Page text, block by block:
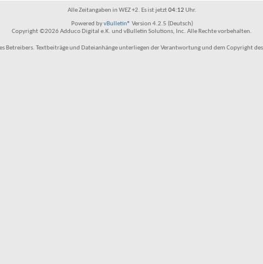
Alle Zeitangaben in WEZ +2. Es ist jetzt04:12 Uhr.
Powered byvBulletin® Version 4.2.5 (Deutsch)
Copyright ©2026 Adduco Digital e.K. und vBulletin Solutions, Inc. Alle Rechte vorbehalten.
Betreibers. Textbeiträge und Dateianhänge unterliegen der Verantwortung und dem Copyright